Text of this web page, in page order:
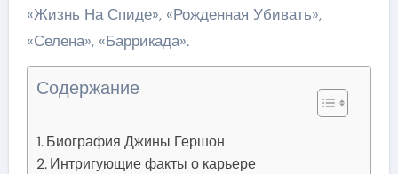
«Жизнь На Спиде», «Рожденная Убивать»,
«Селена», «Баррикада».
Содержание
Биография Джины Гершон
Интригующие факты о карьере